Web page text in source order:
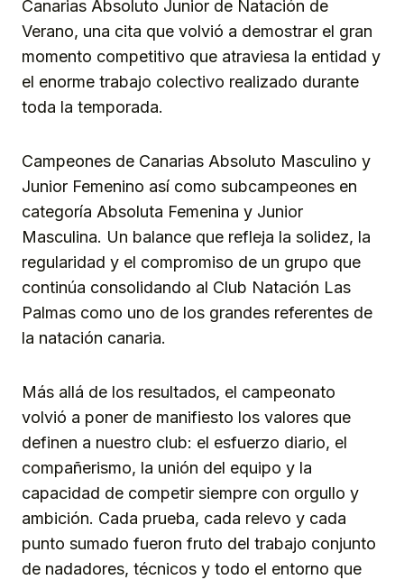
Canarias Absoluto Junior de Natación de
Verano, una cita que volvió a demostrar el gran
momento competitivo que atraviesa la entidad y
el enorme trabajo colectivo realizado durante
toda la temporada.
Campeones de Canarias Absoluto Masculino y
Junior Femenino así como subcampeones en
categoría Absoluta Femenina y Junior
Masculina. Un balance que refleja la solidez, la
regularidad y el compromiso de un grupo que
continúa consolidando al Club Natación Las
Palmas como uno de los grandes referentes de
la natación canaria.
Más allá de los resultados, el campeonato
volvió a poner de manifiesto los valores que
definen a nuestro club: el esfuerzo diario, el
compañerismo, la unión del equipo y la
capacidad de competir siempre con orgullo y
ambición. Cada prueba, cada relevo y cada
punto sumado fueron fruto del trabajo conjunto
de nadadores, técnicos y todo el entorno que